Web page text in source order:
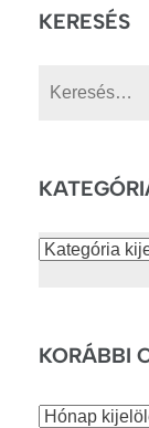
KERESÉS
Kategóriák
KORÁBBI
Korábbi